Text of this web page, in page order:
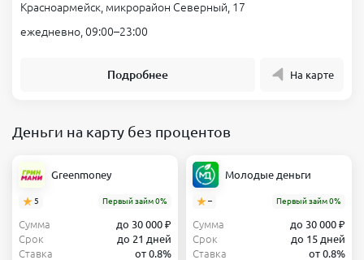
Красноармейск, микрорайон Северный, 17
ежедневно, 09:00–23:00
Подробнее На карте
Деньги на карту без процентов
Greenmoney
5 Первый займ 0%
Сумма
до 30 000 ₽
Срок
до 21 дней
Ставка
от 0.8%
Молодые деньги
– Первый займ 0%
Сумма
до 30 000 ₽
Срок
до 15 дней
Ставка
от 0.8%